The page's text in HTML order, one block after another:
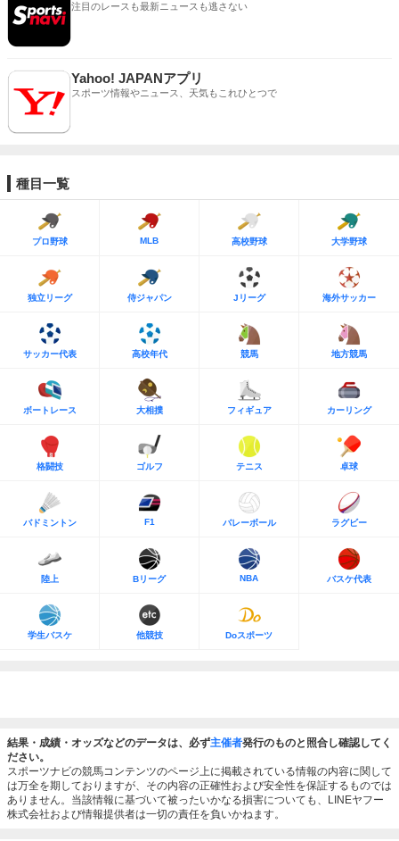
注目のレースも最新ニュースも逃さない
Yahoo! JAPANアプリ
スポーツ情報やニュース、天気もこれひとつで
種目一覧
プロ野球 MLB 高校野球 大学野球
独立リーグ 侍ジャパン Jリーグ 海外サッカー
サッカー代表 高校年代 競馬 地方競馬
ボートレース 大相撲 フィギュア カーリング
格闘技 ゴルフ テニス 卓球
バドミントン F1 バレーボール ラグビー
陸上 Bリーグ NBA バスケ代表
学生バスケ 他競技 Doスポーツ
結果・成績・オッズなどのデータは、必ず主催者発行のものと照合し確認してく
ださい。
スポーツナビの競馬コンテンツのページ上に掲載されている情報の内容に関して
は万全を期しておりますが、その内容の正確性および安全性を保証するものでは
ありません。当該情報に基づいて被ったいかなる損害についても、LINEヤフー
株式会社および情報提供者は一切の責任を負いかねます。